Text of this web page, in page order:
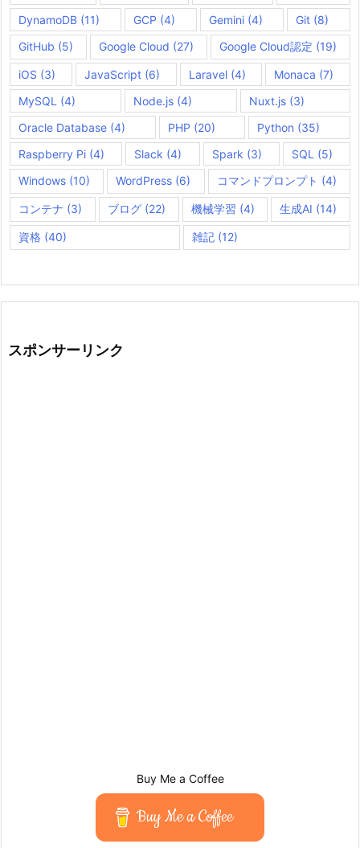
DynamoDB (11) GCP (4) Gemini(4) Git (8)
GitHub (5) Google Cloud (27) Google Cloud認定 (19)
iOS (3) JavaScript(6) Laravel(4) Monaca (7)
MySQL (4) Node.js(4) Nuxt.js (3)
Oracle Database (4) PHP (20) Python (35)
Raspberry Pi (4) Slack (4) Spark (3) SQL (5)
Windows (10) WordPress (6) コマンドプロンプト (4)
コンテナ (3) ブログ(22) 機械学習 (4) 生成AI (14)
資格 (40) 雑記(12)
スポンサーリンク
Buy Me a Coffee
Buy Me a Coffee